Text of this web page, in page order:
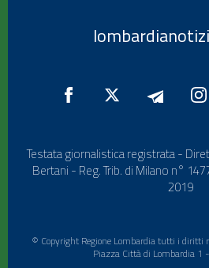
Testata giornalistica registrata -
Bertani - Reg. Trib. di Milano n°
2019
© Copyright Regione Lombardia tutti i
Piazza Città di Lombardia